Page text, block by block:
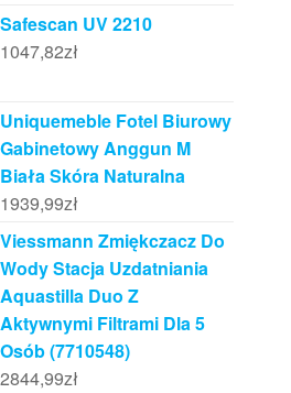
Safescan UV 2210
1047,82zł
Uniquemeble Fotel Biurowy
Gabinetowy Anggun M
Biała Skóra Naturalna
1939,99zł
Viessmann Zmiękczacz Do
Wody Stacja Uzdatniania
Aquastilla Duo Z
Aktywnymi Filtrami Dla 5
Osób (7710548)
2844,99zł